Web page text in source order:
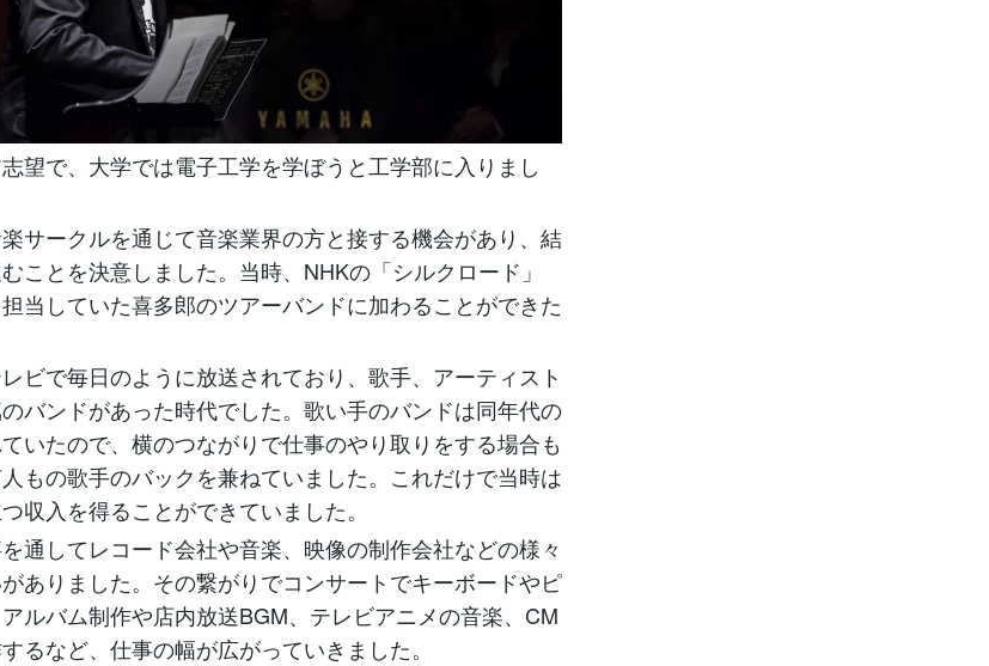
望で、大学では電子工学を学ぼうと工学部に入りまし
サークルを通じて音楽業界の方と接する機会があり、結
ことを決意しました。当時、NHKの「シルクロード」
当していた喜多郎のツアーバンドに加わることができた
ビで毎日のように放送されており、歌手、アーティスト
バンドがあった時代でした。歌い手のバンドは同年代の
いたので、横のつながりで仕事のやり取りをする場合も
もの歌手のバックを兼ねていました。これだけで当時は
収入を得ることができていました。
通してレコード会社や音楽、映像の制作会社などの様々
ありました。その繋がりでコンサートでキーボードやピ
ルバム制作や店内放送BGM、テレビアニメの音楽、CM
るなど、仕事の幅が広がっていきました。